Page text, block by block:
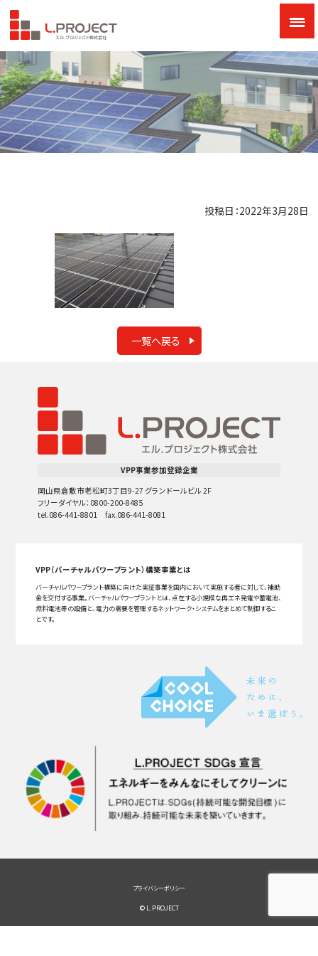
投稿日：2022年3月28日
一覧へ戻る
VPP事業参加登録企業
岡山県倉敷市老松町3丁目9-27 グランドールビル 2F
フリーダイヤル：0800-200-8485
tel.086-441-8801 fax.086-441-8081
VPP（バーチャルパワープラント）構築事業とは
バーチャルパワープラント構築に向けた実証事業を国内において実施する者に対して、補助
金を交付する事業。バーチャルパワープラントとは、点在する小規模な再エネ発電や蓄電池、
燃料電池等の設備と、電力の需要を管理するネットワーク・システムをまとめて制御するこ
とです。
プライバシーポリシー
© L.PROJECT